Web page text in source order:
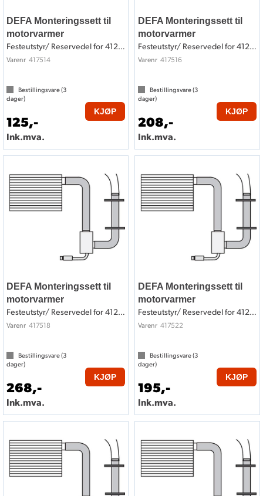
DEFA Monteringssett til
motorvarmer
Festeutstyr/ Reservedel for 412514
Varenr 417514
Bestillingsvare (3
dager)
125,-
Ink.mva.
KJØP
DEFA Monteringssett til
motorvarmer
Festeutstyr/ Reservedel for 412516
Varenr 417516
Bestillingsvare (3
dager)
208,-
Ink.mva.
KJØP
DEFA Monteringssett til
motorvarmer
Festeutstyr/ Reservedel for 412518
Varenr 417518
Bestillingsvare (3
dager)
268,-
Ink.mva.
KJØP
DEFA Monteringssett til
motorvarmer
Festeutstyr/ Reservedel for 412522
Varenr 417522
Bestillingsvare (3
dager)
195,-
Ink.mva.
KJØP